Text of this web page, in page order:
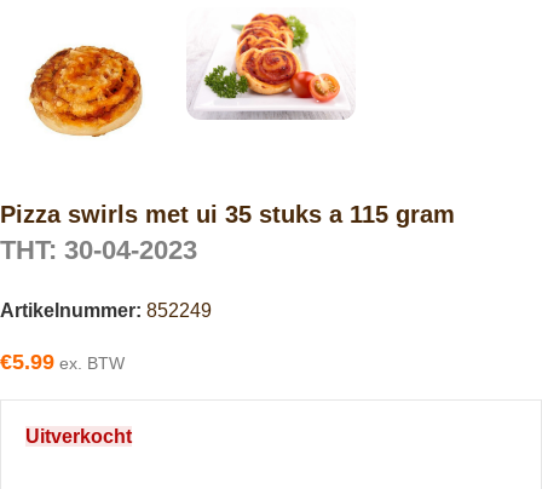
Pizza swirls met ui 35 stuks a 115 gram
THT: 30-04-2023
Artikelnummer: 852249
€5.99 ex. BTW
Uitverkocht